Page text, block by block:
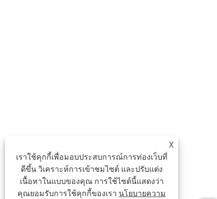
X
เราใช้คุกกี้เพื่อมอบประสบการณ์การท่องเว็บที่
ดีขึ้น วิเคราะห์การเข้าชมไซต์ และปรับแต่ง
เนื้อหาในแบบของคุณ การใช้ไซต์นี้แสดงว่า
คุณยอมรับการใช้คุกกี้ของเรา นโยบายความ